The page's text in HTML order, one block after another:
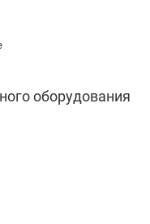
оборудования